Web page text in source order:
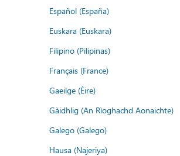
Español (España)
Euskara (Euskara)
Filipino (Pilipinas)
Français (France)
Gaeilge (Éire)
Gàidhlig (An Rìoghachd Aonaichte)
Galego (Galego)
Hausa (Najeriya)